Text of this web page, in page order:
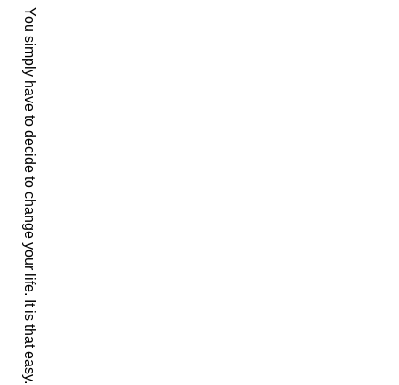
ー
シ
ョ
ンYou simply have to decide to change your life. It is that easy.